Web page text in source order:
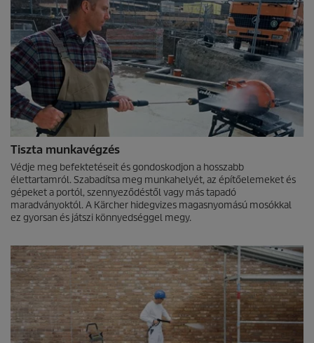
Tiszta munkavégzés
Védje meg befektetéseit és gondoskodjon a hosszabb
élettartamról. Szabadítsa meg munkahelyét, az építőelemeket és
gépeket a portól, szennyeződéstől vagy más tapadó
maradványoktól. A Kärcher hidegvizes magasnyomású mosókkal
ez gyorsan és játszi könnyedséggel megy.